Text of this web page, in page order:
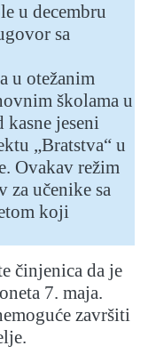
u decembru
sa
u otežanim
školama u
kasne jeseni
„Bratstva“ u
Ovakav režim
za učenike sa
koji
činjenica da je
7. maja.
završiti